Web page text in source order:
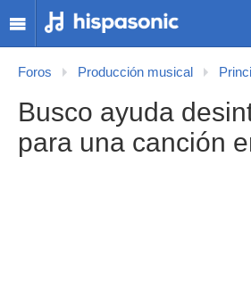
Foros Producción musical
Busco ayuda
para una canción